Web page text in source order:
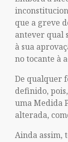
que a greve
antever qual
à sua
no tocante à
De qualquer
definido,
uma Medida
alterada,
Ainda assim,